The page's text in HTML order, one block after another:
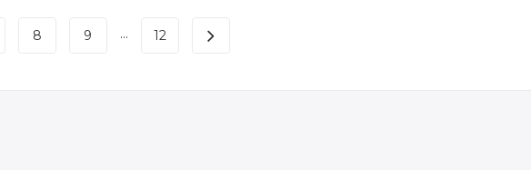
8 9 ... 12